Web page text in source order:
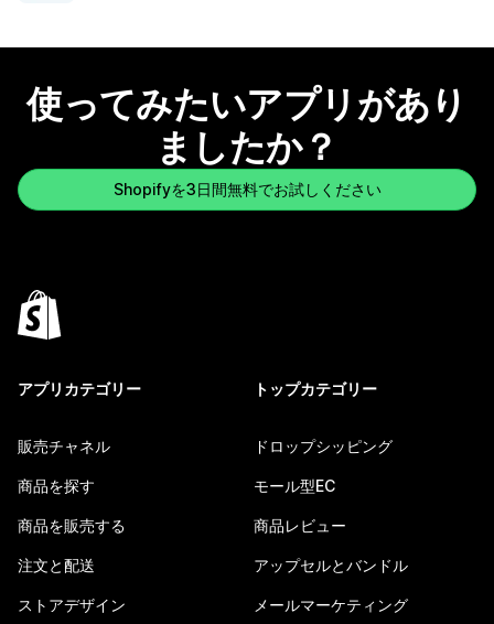
使ってみたいアプリがあり
ましたか？
Shopifyを3日間無料でお試しください
アプリカテゴリー
販売チャネル
商品を探す
商品を販売する
注文と配送
ストアデザイン
トップカテゴリー
ドロップシッピング
モール型EC
商品レビュー
アップセルとバンドル
メールマーケティング